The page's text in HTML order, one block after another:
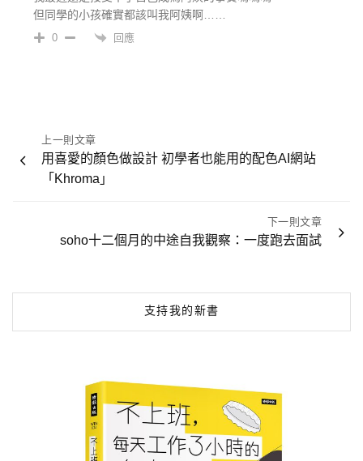
但同學的小孩確實都該叫我阿姨啊……
0 回應
章
上一則文章
用喜愛的顏色做設計 初學者也能用的配色AI網站
「Khroma」
下一則文章
soho十二個月的中途自我觀察：一度跑去面試
支持我的新書